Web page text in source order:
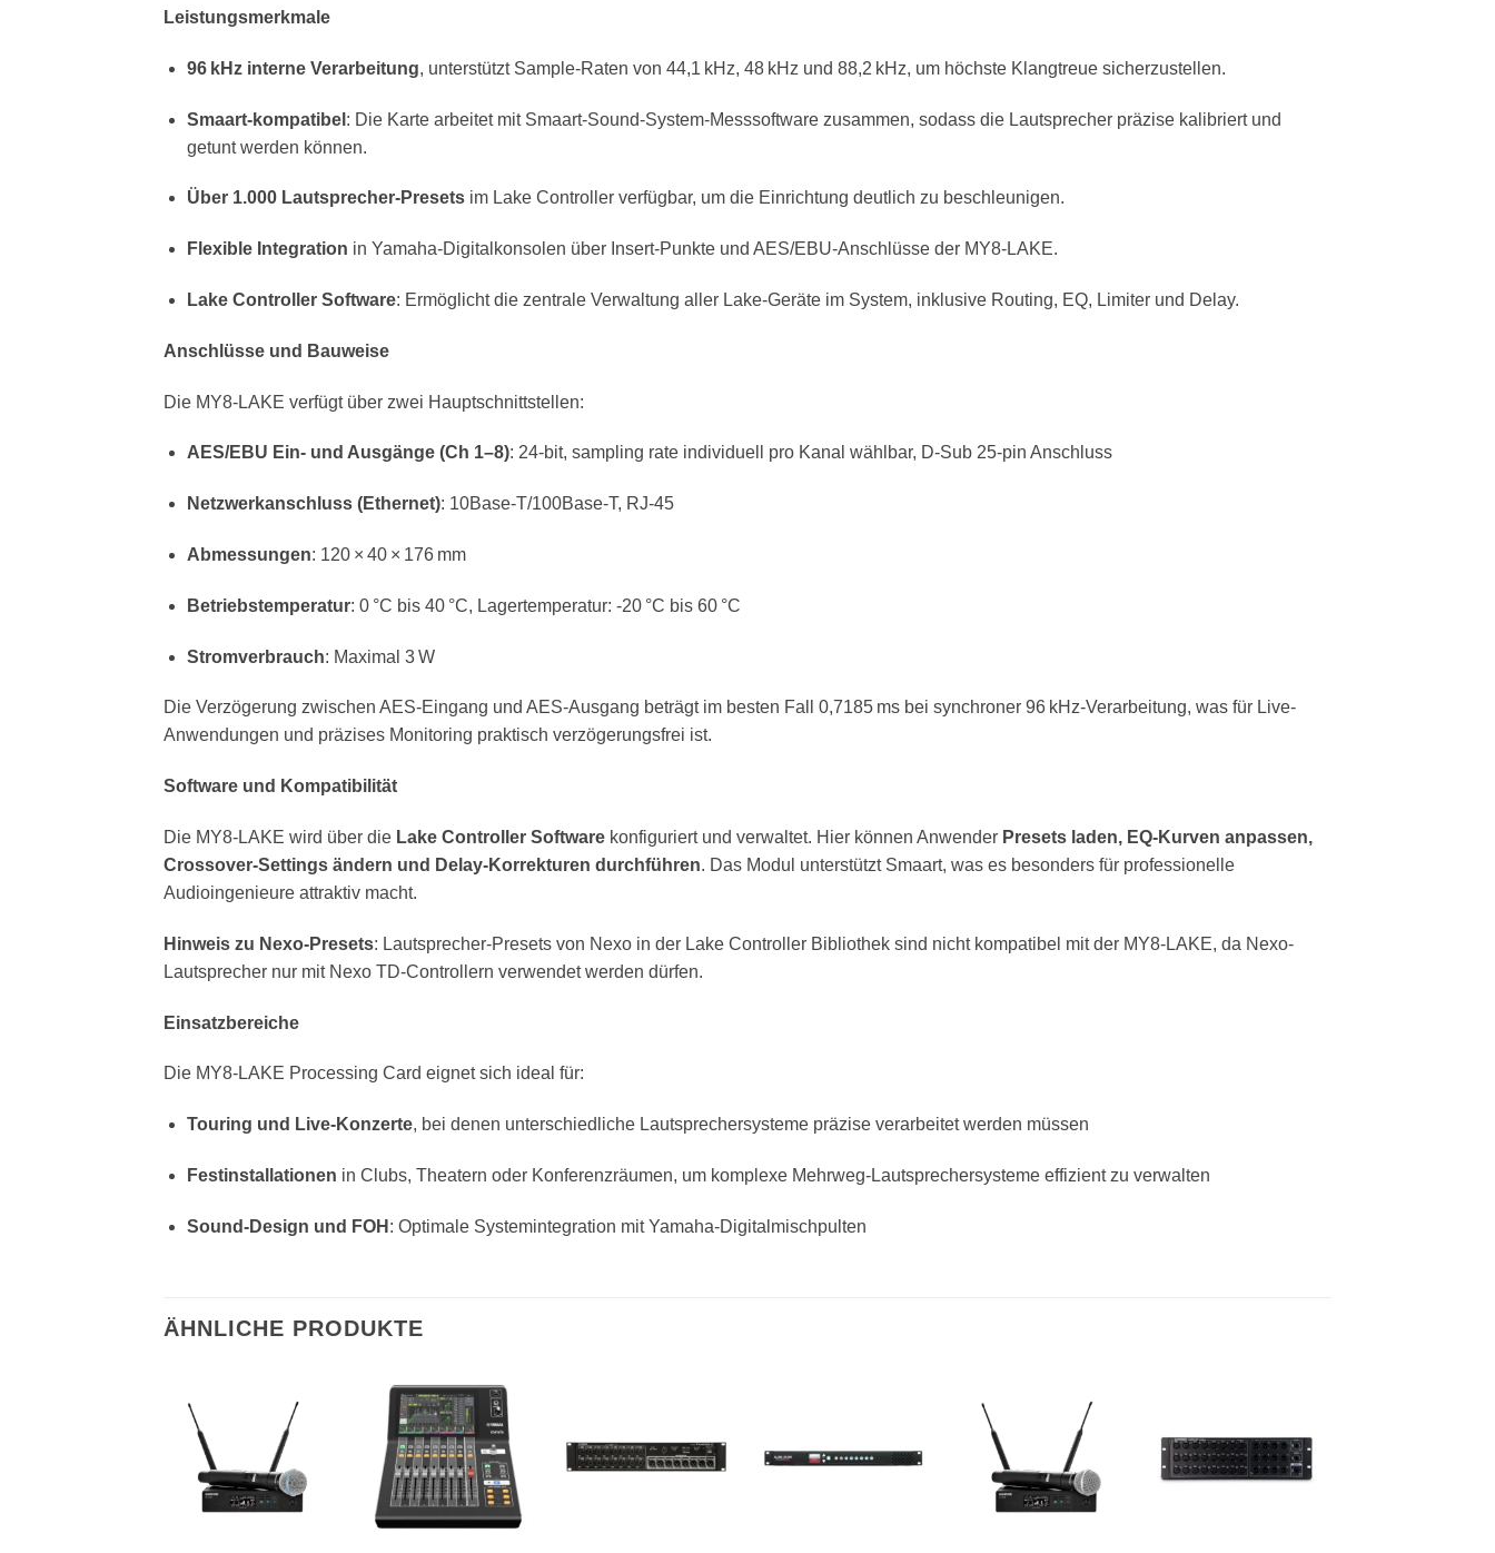
Leistungsmerkmale
96 kHz interne Verarbeitung, unterstützt Sample-Raten von 44,1 kHz, 48 kHz und 88,2 kHz, um höchste Klangtreue sicherzustellen.
Smaart-kompatibel : Die Karte arbeitet mit Smaart-Sound-System-Messsoftware zusammen, sodass die Lautsprecher präzise kalibriert und
getunt werden können.
Über 1.000 Lautsprecher-Presetsim Lake Controller verfügbar, um die Einrichtung deutlich zu beschleunigen.
Flexible Integration in Yamaha-Digitalkonsolen über Insert-Punkte und AES/EBU-Anschlüsse der MY8-LAKE.
Lake Controller Software: Ermöglicht die zentrale Verwaltung aller Lake-Geräte im System, inklusive Routing, EQ, Limiter und Delay.
Anschlüsse und Bauweise
Die MY8-LAKE verfügt über zwei Hauptschnittstellen:
AES/EBU Ein- und Ausgänge (Ch 1–8): 24-bit, sampling rate individuell pro Kanal wählbar, D-Sub 25-pin Anschluss
Netzwerkanschluss (Ethernet): 10Base-T/100Base-T, RJ-45
Abmessungen: 120 × 40 × 176 mm
Betriebstemperatur: 0 °C bis 40 °C, Lagertemperatur: -20 °C bis 60 °C
Stromverbrauch: Maximal 3 W
Die Verzögerung zwischen AES-Eingang und AES-Ausgang beträgt im besten Fall 0,7185 ms bei synchroner 96 kHz-Verarbeitung, was für Live-
Anwendungen und präzises Monitoring praktisch verzögerungsfrei ist.
Software und Kompatibilität
Die MY8-LAKE wird über die Lake Controller Software konfiguriert und verwaltet. Hier können Anwender Presets laden, EQ-Kurven anpassen,
Crossover-Settings ändern und Delay-Korrekturen durchführen. Das Modul unterstützt Smaart, was es besonders für professionelle
Audioingenieure attraktiv macht.
Hinweis zu Nexo-Presets: Lautsprecher-Presets von Nexo in der Lake Controller Bibliothek sind nicht kompatibel mit der MY8-LAKE, da Nexo-
Lautsprecher nur mit Nexo TD-Controllern verwendet werden dürfen.
Einsatzbereiche
Die MY8-LAKE Processing Card eignet sich ideal für:
Touring und Live-Konzerte, bei denen unterschiedliche Lautsprechersysteme präzise verarbeitet werden müssen
Festinstallationen in Clubs, Theatern oder Konferenzräumen, um komplexe Mehrweg-Lautsprechersysteme effizient zu verwalten
Sound-Design und FOH : Optimale Systemintegration mit Yamaha-Digitalmischpulten
ÄHNLICHE PRODUKTE